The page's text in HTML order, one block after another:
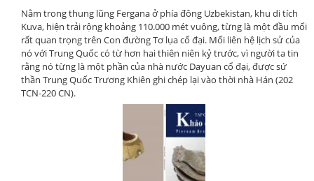
Nằm trong thung lũng Fergana ở phía đông Uzbekistan, khu di tích
Kuva, hiện trải rộng khoảng 110.000 mét vuông, từng là một đầu mối
rất quan trọng trên Con đường Tơ lụa cổ đại. Mối liên hệ lịch sử của
nó với Trung Quốc có từ hơn hai thiên niên kỷ trước, vì người ta tin
rằng nó từng là một phần của nhà nước Dayuan cổ đại, được sứ
thần Trung Quốc Trương Khiên ghi chép lại vào thời nhà Hán (202
TCN-220 CN).